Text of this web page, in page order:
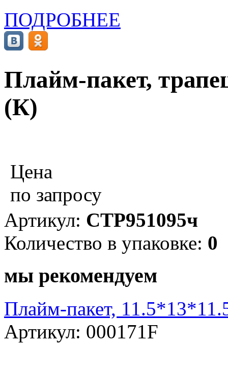
ПОДРОБНЕЕ
Плайм-пакет,
(К)
Цена
по запросу
Артикул: СТР951095ч
Количество в упаковке: 0
мы рекомендуем
Плайм-пакет,
Артикул: 000171F